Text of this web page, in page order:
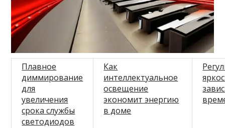
Плавное
диммирование
для
увеличения
срока службы
светодиодов
Как
интеллектуальное
освещение
экономит энергию
в доме